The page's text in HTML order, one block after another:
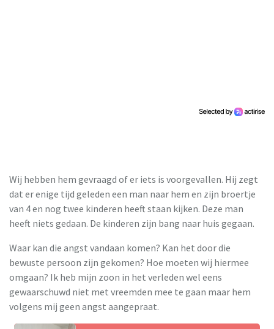
Wij hebben hem gevraagd of er iets is voorgevallen. Hij zegt
dat er enige tijd geleden een man naar hem en zijn broertje
van 4 en nog twee kinderen heeft staan kijken. Deze man
heeft niets gedaan. De kinderen zijn bang naar huis gegaan.
Waar kan die angst vandaan komen? Kan het door die
bewuste persoon zijn gekomen? Hoe moeten wij hiermee
omgaan? Ik heb mijn zoon in het verleden wel eens
gewaarschuwd niet met vreemden mee te gaan maar hem
volgens mij geen angst aangepraat.